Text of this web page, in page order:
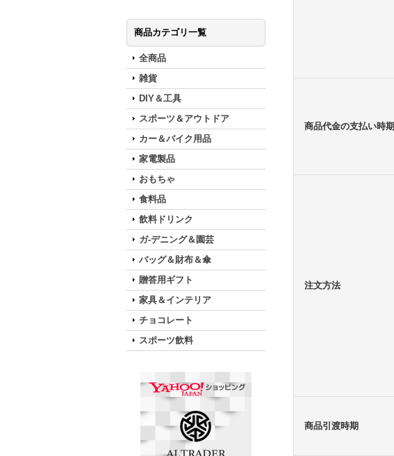
商品カテゴリ一覧
全商品
雑貨
DIY＆工具
スポーツ＆アウトドア
カー＆バイク用品
家電製品
おもちゃ
食料品
飲料ドリンク
ガ-デニング＆園芸
バッグ＆財布＆傘
贈答用ギフト
家具＆インテリア
チョコレート
スポーツ飲料
商品代金の支払い時期
注文方法
商品引渡時期